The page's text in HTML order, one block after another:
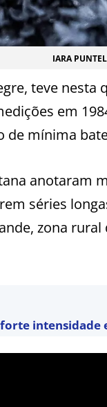
IARA
teve
em
de mínima
anotaram
séries
zona